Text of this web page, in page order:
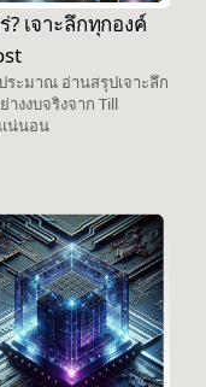
? เจาะลึกทุกองค์
ระมาณ อ่านสรุปเจาะลึก
งงบจริงจาก Till
น่นอน